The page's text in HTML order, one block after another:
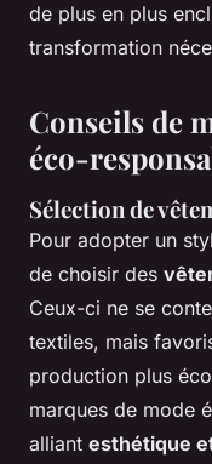
de plus en plus
transformation
Conseils de
éco-
Sélection de
Pour adopter un
de choisir des
Ceux-ci ne se
textiles, mais
production plus
marques de mode
alliant esthétique